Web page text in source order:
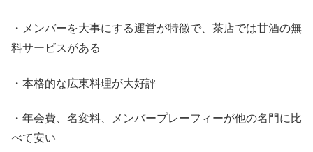
・メンバーを大事にする運営が特徴で、茶店では甘酒の無
料サービスがある
・本格的な広東料理が大好評
・年会費、名変料、メンバープレーフィーが他の名門に比
べて安い